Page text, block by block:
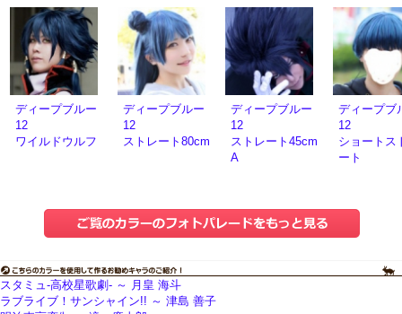
ディープブルー
12
ワイルドウルフ
ディープブルー
12
ストレート80cm
ディープブルー
12
ストレート45cm
A
ディープブ
12
ショートス
ート
スタミュ-高校星歌劇- ～ 月皇 海斗
ラブライブ！サンシャイン!! ～ 津島 善子